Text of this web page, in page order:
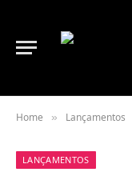
Home » Lançamentos
LANÇAMENTOS